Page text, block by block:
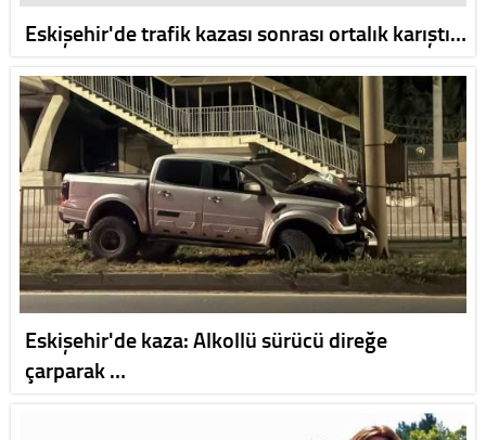
Eskişehir'de trafik kazası sonrası ortalık karıştı…
Eskişehir'de kaza: Alkollü sürücü direğe
çarparak …